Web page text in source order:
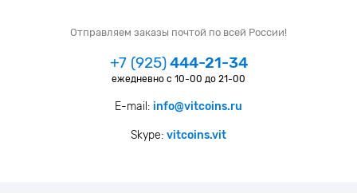
Отправляем заказы почтой по всей России!
+7 (925)444-21-34
ежедневно с 10-00 до 21-00
E-mail: info@vitcoins.ru
Skype: vitcoins.vit